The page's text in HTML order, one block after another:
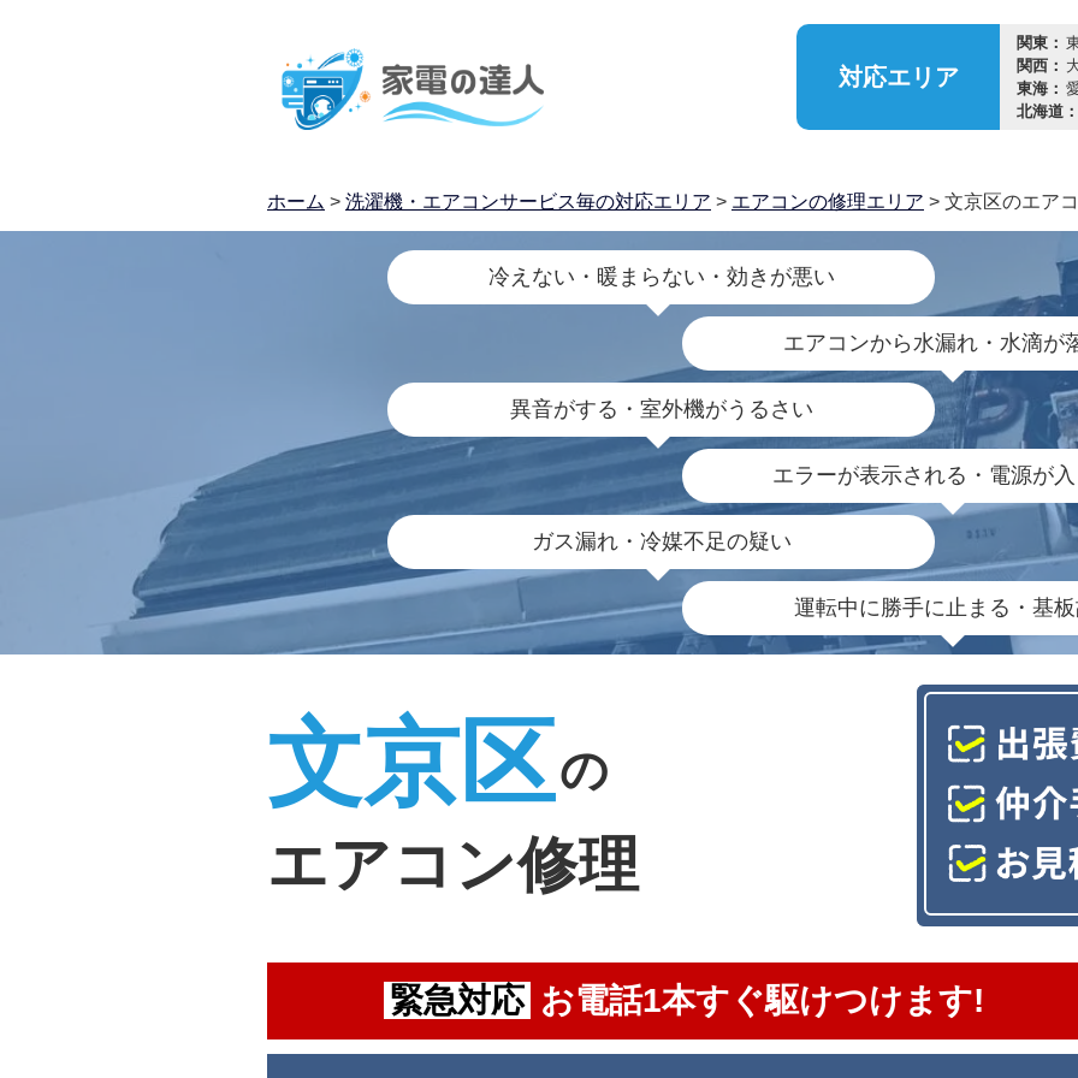
対応エリア
関東：
関西：
東海：
北海道：
ホーム > 洗濯機・エアコンサービス毎の対応エリア > エアコンの修理エリア > 文京区のエア
冷えない・暖まらない・効きが悪い
エアコンから水漏れ・水滴が
異音がする・室外機がうるさい
エラーが表示される・電源が
ガス漏れ・冷媒不足の疑い
運転中に勝手に止まる・基
文京区の
エアコン修理
緊急対応 お電話1本すぐ駆けつけます!